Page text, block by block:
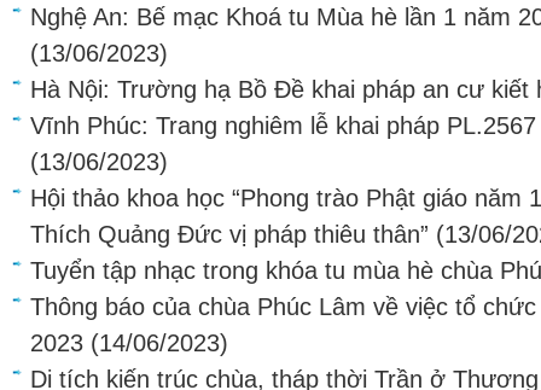
Nghệ An: Bế mạc Khoá tu Mùa hè lần 1 năm
(13/06/2023)
Hà Nội: Trường hạ Bồ Đề khai pháp an cư kiết
Vĩnh Phúc: Trang nghiêm lễ khai pháp
(13/06/2023)
Hội thảo khoa học “Phong trào Phật giáo năm
Thích Quảng Đức vị pháp thiêu thân” (13/06/
Tuyển tập nhạc trong khóa tu mùa hè chùa
Thông báo của chùa Phúc Lâm về việc tổ
2023 (14/06/2023)
Di tích kiến trúc chùa, tháp thời Trần ở